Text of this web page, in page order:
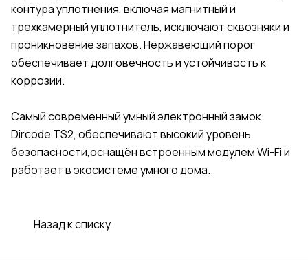
контура уплотнения, включая магнитный и
трехкамерный уплотнитель, исключают сквозняки и
проникновение запахов. Нержавеющий порог
обеспечивает долговечность и устойчивость к
коррозии.
Самый современный умный электронный замок
Dircode TS2, обеспечивают высокий уровень
безопасности,оснащён встроенным модулем Wi-Fi и
работает в экосистеме умного дома.
Назад к списку